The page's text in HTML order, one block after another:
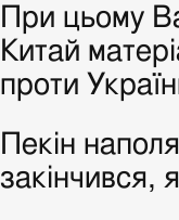
При цьому
Китай
проти
Пекін
закінчився,